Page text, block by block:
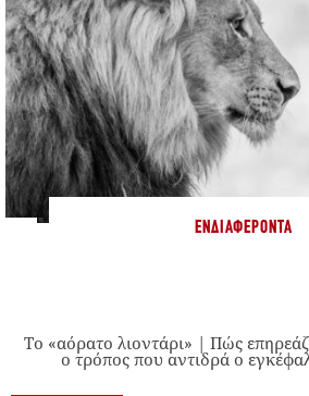
ΕΝΔΙΑΦΈΡΟΝΤΑ
Το «αόρατο λιοντάρι» | Πώς
ο τρόπος που αντιδρά ο